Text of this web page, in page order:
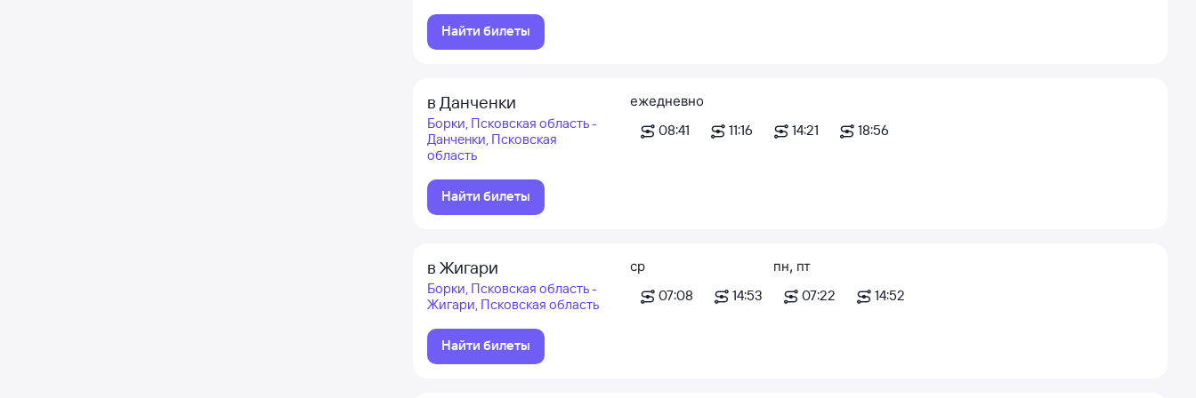
Найти билеты
в Данченки
Борки, Псковская область -
Данченки, Псковская
область
Найти билеты
ежедневно
08:41
11:16 14:21 18:56
в Жигари
Борки, Псковская область -
Жигари, Псковская область
Найти билеты
ср
07:08
14:53
пн, пт
07:22
14:52